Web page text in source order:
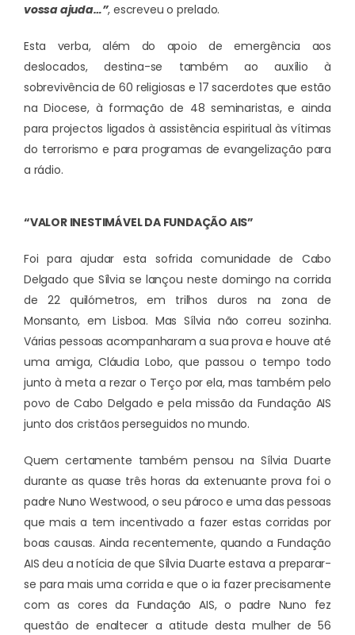
vossa ajuda…”, escreveu o prelado.
Esta verba, além do apoio de emergência aos
deslocados, destina-se também ao auxílio à
sobrevivência de 60 religiosas e 17 sacerdotes que estão
na Diocese, à formação de 48 seminaristas, e ainda
para projectos ligados à assistência espiritual às vítimas
do terrorismo e para programas de evangelização para
a rádio.
“VALOR INESTIMÁVEL DA FUNDAÇÃO AIS”
Foi para ajudar esta sofrida comunidade de Cabo
Delgado que Sílvia se lançou neste domingo na corrida
de 22 quilómetros, em trilhos duros na zona de
Monsanto, em Lisboa. Mas Sílvia não correu sozinha.
Várias pessoas acompanharam a sua prova e houve até
uma amiga, Cláudia Lobo, que passou o tempo todo
junto à meta a rezar o Terço por ela, mas também pelo
povo de Cabo Delgado e pela missão da Fundação AIS
junto dos cristãos perseguidos no mundo.
Quem certamente também pensou na Sílvia Duarte
durante as quase três horas da extenuante prova foi o
padre Nuno Westwood, o seu pároco e uma das pessoas
que mais a tem incentivado a fazer estas corridas por
boas causas. Ainda recentemente, quando a Fundação
AIS deu a notícia de que Sílvia Duarte estava a preparar-
se para mais uma corrida e que o ia fazer precisamente
com as cores da Fundação AIS, o padre Nuno fez
questão de enaltecer a atitude desta mulher de 56